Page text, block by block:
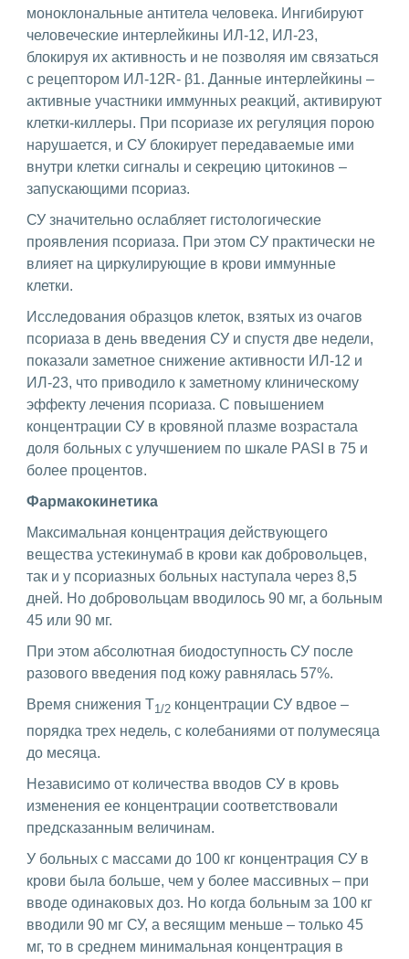
моноклональные антитела человека. Ингибируют
человеческие интерлейкины ИЛ-12, ИЛ-23,
блокируя их активность и не позволяя им связаться
с рецептором ИЛ-12R- β1. Данные интерлейкины –
активные участники иммунных реакций, активируют
клетки-киллеры. При псориазе их регуляция порою
нарушается, и СУ блокирует передаваемые ими
внутри клетки сигналы и секрецию цитокинов –
запускающими псориаз.
СУ значительно ослабляет гистологические
проявления псориаза. При этом СУ практически не
влияет на циркулирующие в крови иммунные
клетки.
Исследования образцов клеток, взятых из очагов
псориаза в день введения СУ и спустя две недели,
показали заметное снижение активности ИЛ-12 и
ИЛ-23, что приводило к заметному клиническому
эффекту лечения псориаза. С повышением
концентрации СУ в кровяной плазме возрастала
доля больных с улучшением по шкале PASI в 75 и
более процентов.
Фармакокинетика
Максимальная концентрация действующего
вещества устекинумаб в крови как добровольцев,
так и у псориазных больных наступала через 8,5
дней. Но добровольцам вводилось 90 мг, а больным
45 или 90 мг.
При этом абсолютная биодоступность СУ после
разового введения под кожу равнялась 57%.
Время снижения Т1/2 концентрации СУ вдвое –
порядка трех недель, с колебаниями от полумесяца
до месяца.
Независимо от количества вводов СУ в кровь
изменения ее концентрации соответствовали
предсказанным величинам.
У больных с массами до 100 кг концентрация СУ в
крови была больше, чем у более массивных – при
вводе одинаковых доз. Но когда больным за 100 кг
вводили 90 мг СУ, а весящим меньше – только 45
мг, то в среднем минимальная концентрация в